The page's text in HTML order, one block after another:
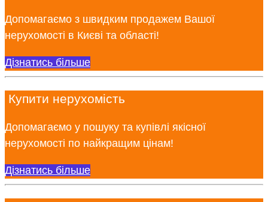
Допомагаємо з швидким продажем Вашої
нерухомості в Києві та області!
Дізнатись більше
Купити нерухомість
Допомагаємо у пошуку та купівлі якісної
нерухомості по найкращим цінам!
Дізнатись більше